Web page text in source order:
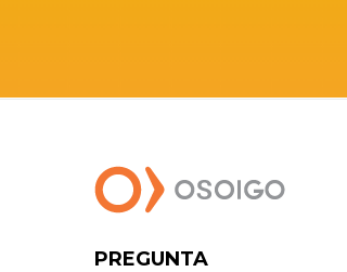
PREGUNTA